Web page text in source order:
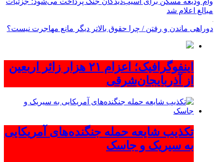
مبالغ اعلام شد
دوراهی ماندن و رفتن / چرا حقوق بالاتر دیگر مانع مهاجرت نیست؟
اینفوگرافیک؛ اعزام ۲۱ هزار زائر اربعین
از آذربایجان‌شرقی
تکذیب شایعه حمله جنگنده‌های آمریکایی
به سیریک و جاسک